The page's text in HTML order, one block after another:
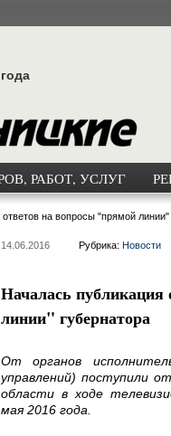
РАБОТ, УСЛУГ
на вопросы "прямой линии"
14.06.2016 Рубрика: Новости
Началась
линии" губернатора
От органов
управлений) поступили
области в ходе
мая 2016 года.